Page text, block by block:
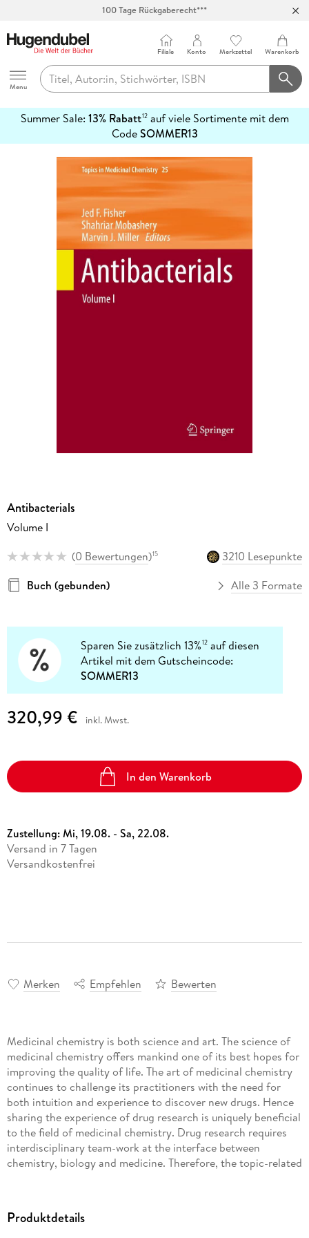
100 Tage Rückgaberecht***
Hugendubel
Menu
Filiale Konto Merkzettel Warenkorb
Summer Sale: 13% Rabatt12auf viele Sortimente mit dem
CodeSOMMER13
erfahren
Antibacterials
Volume I
(0 Bewertungen)15
3210 Lesepunkte
Buch (gebunden)
Alle 3 Formate
Sparen Sie zusätzlich 13%12 auf diesen
Artikel mit dem Gutscheincode:
SOMMER13
320,99 € inkl. Mwst.
In den Warenkorb
Zustellung:Mi, 19.08. - Sa, 22.08.
Versand in 7 Tagen
Versandkostenfrei
Merken Empfehlen Bewerten
Medicinal chemistry is both science and art. The science of
medicinal chemistry offers mankind one of its best hopes for
improving the quality of life. The art of medicinal chemistry
continues to challenge its practitioners with the need for
both intuition and experience to discover new drugs. Hence
sharing the experience of drug research is uniquely beneficial
to the field of medicinal chemistry. Drug research requires
interdisciplinary team-work at the interface between
chemistry, biology and medicine. Therefore, the topic-related
targets, structural biology, drugability of targets, drug design
Produktdetails